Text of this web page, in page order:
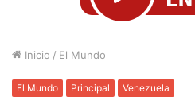
Inicio / El Mundo
El Mundo Principal Venezuela